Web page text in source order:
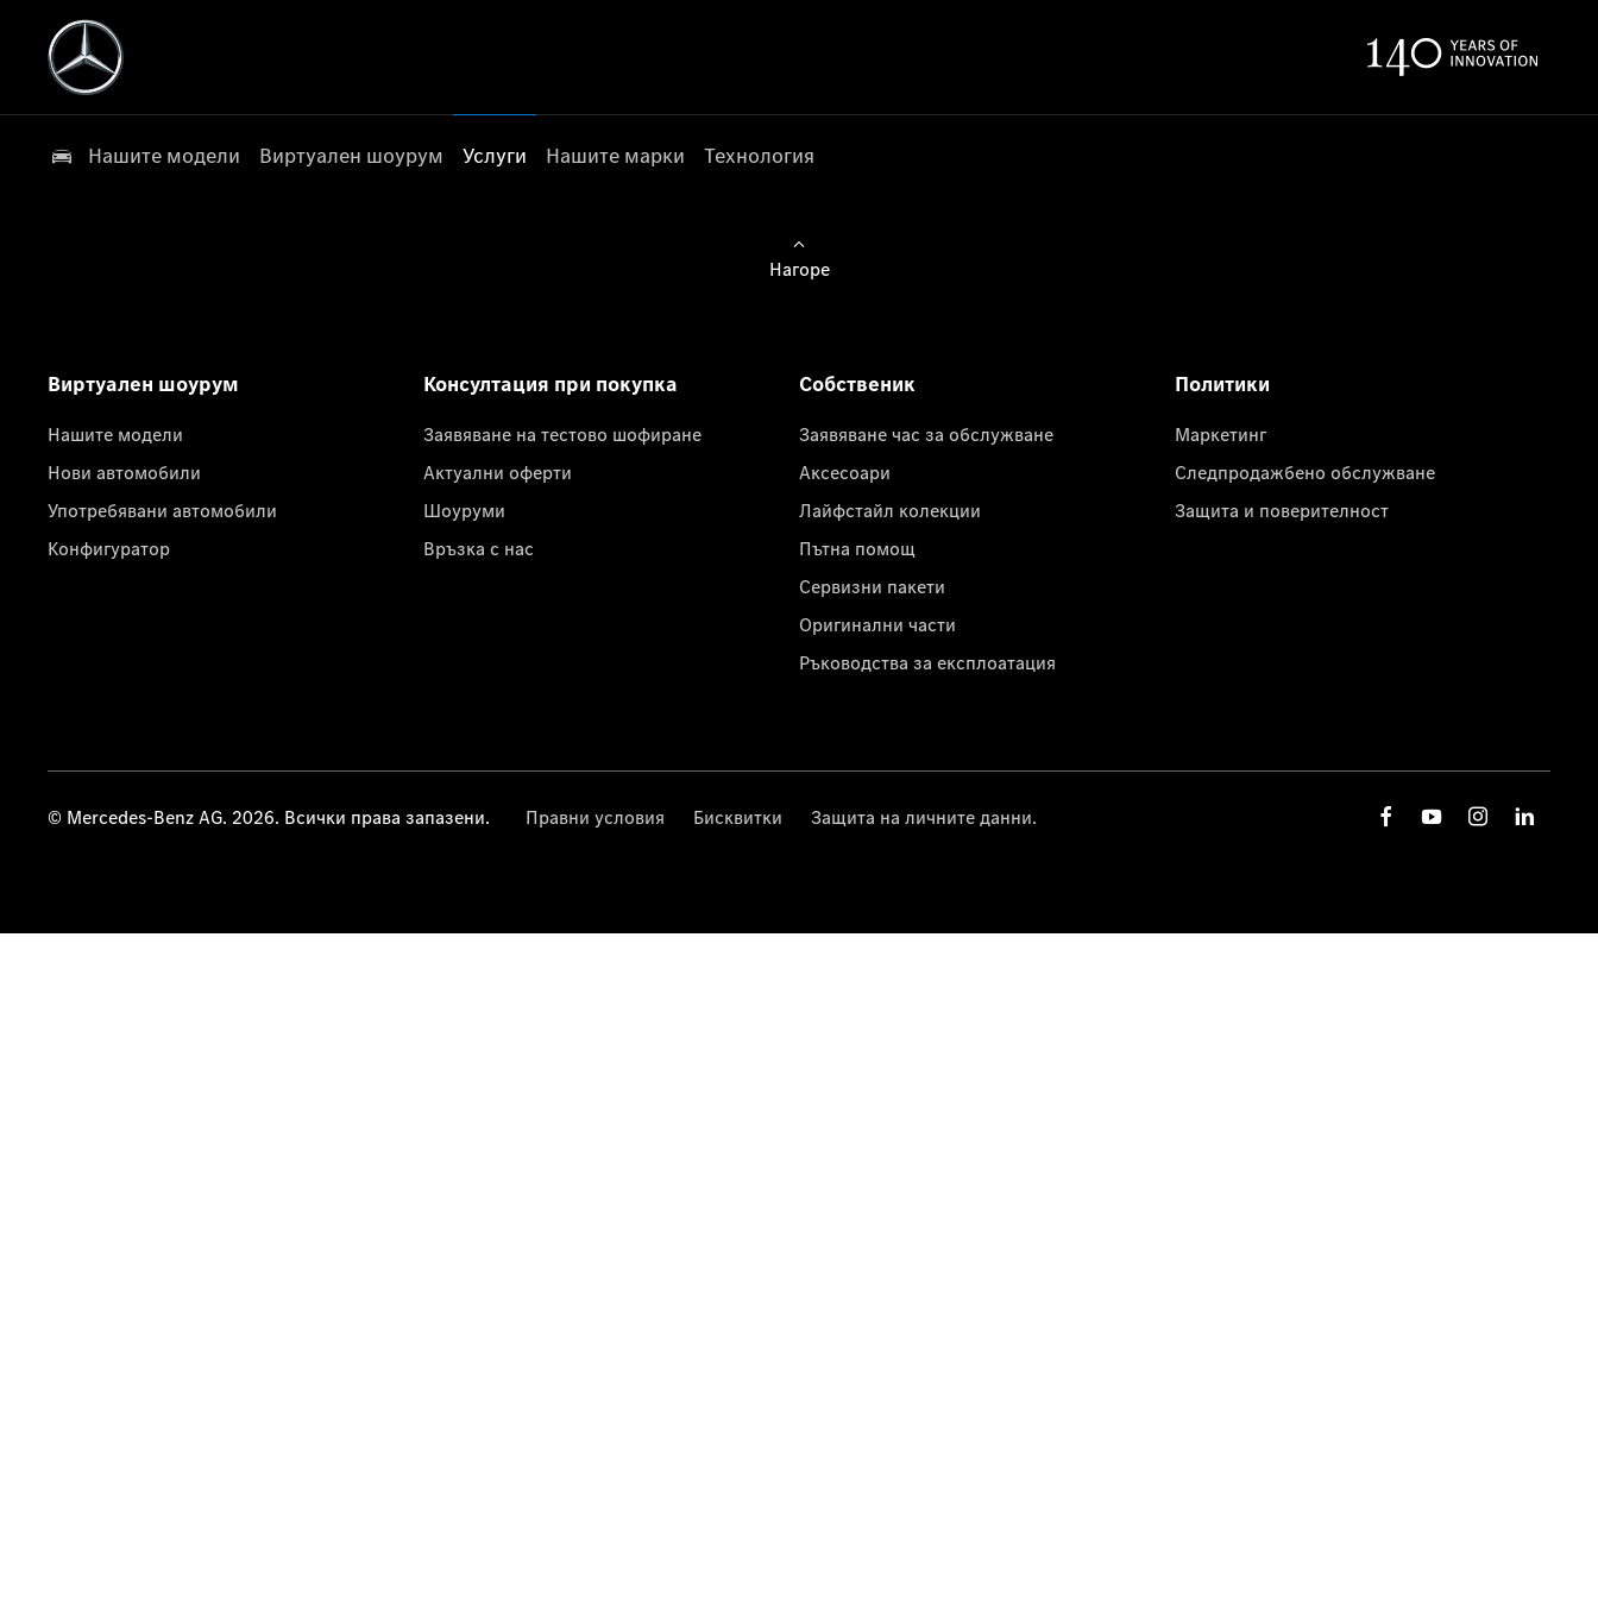
Нашите модели Виртуален шоурум Услуги Нашите марки Технология
Нагоре
Виртуален шоурум
Нашите модели
Нови автомобили
Употребявани автомобили
Конфигуратор
Консултация при покупка
Заявяване на тестово шофиране
Актуални оферти
Шоуруми
Връзка с нас
Собственик
Заявяване час за обслужване
Аксесоари
Лайфстайл колекции
Пътна помощ
Сервизни пакети
Оригинални части
Ръководства за експлоатация
Политики
Маркетинг
Следпродажбено обслужване
Защита и поверителност
© Mercedes-Benz AG. 2026. Всички права запазени. Правни условия Бисквитки Защита на личните данни.